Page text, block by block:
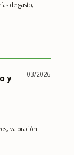
de gasto,
y
03/2026
valoración